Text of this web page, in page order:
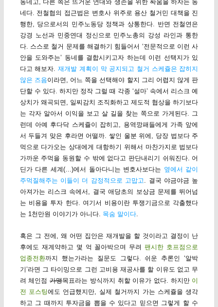
동네고, 다른 쪽은 뜨거운 연대와 생존을 위한 싸움을 하자는 동
네다. 전철협의 접근법은 변호사 위주로 용산 철거민 대책을 진
행한, 당으로서의 민주노동당 정책과 상통한다. 반면 전철연은
강경 노선과 민중연대 정신으로 민주노총의 강성 라인과 통한
다. 스스로 철거 문제를 해결하기 힘들어서 ‘전문적으로 이런 사
안을 도와주는’ 동네를 결합시키고자 하는데 이런 선택지가 있
다고 해보자.재개발 계획이 막 공지되고 철거 스케쥴은 잡히지
않은 즈음이라면, 어느 쪽을 선택해야 할지 그리 어렵지 않게 판
단할 수 있다. 하지만 정작 그럴 때 각종 ‘설마’ 속에서 리스크 예
상치가 왜곡되면, 일찌감치 조직화하고 제도적 협상을 하기보다
는 각자 알아서 이익을 보고 살 길을 찾는 쪽으로 가게된다. 그
런데 아예 후다닥 스케쥴이 잡히고, 용역깡패들에게 가족 앞에
서 두들겨 맞은 후라면 어떨까. 쌓인 울분 위에, 당장 법보다 주
먹으로 다가오는 상대에게 대항하기 위해서 마찬가지로 법보다
가까운 주먹을 동원할 수 밖에 없다고 판단내리기 쉬워진다. 어
딘가 다른 세계(…)에서 돌아다니는 변호사보다는 옆에서 같이
주먹질해주는 이들이 더 감정적으로 고맙고. 결국 야금야금 높
아져가는 리스크 속에서, 결국 애당초의 보상금 문제를 뛰어넘
는 비용을 투자 한다. 여기서 비용이란 투쟁기금으로 각출했다
는 1천만원 이야기가 아니다. 목숨 말이다.
혹은 그 전에, 왜 어떤 집안은 재개발을 할 것이라고 결정이 난
후에도 재계약하고 몇 억 꼴아박으며 무려팬시한 호프점으로
업종전환까지 했는가라는 질문도 그렇다. 쉬운 추론인 ‘알박
기’라면 그 타이밍으로 그런 고비용 재공사를 할 이유도 없고 무
려 체인점가맹목표라는 방식까지 취할 이유가 없다. 하지만 이
전 포스팅에도 언급했지만, 실제 철거까지 가는 스케쥴을 생각
하고 그 때까지 투자금을 뽑을 수 있다고 믿으면 그렇게 할 수